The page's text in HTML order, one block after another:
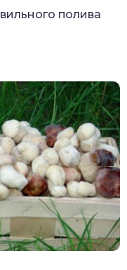
полива